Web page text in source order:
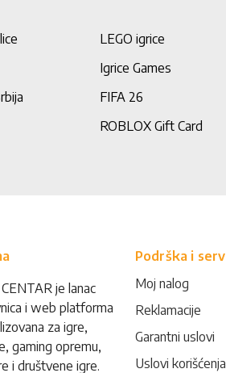
LEGO igrice
Igrice Games
FIFA 26
ROBLOX Gift Card
je lanac
i web platforma
za igre,
gaming opremu,
i društvene igre.
Podrška i
Moj nalog
Reklamacije
Garantni uslovi
Uslovi korišćenja